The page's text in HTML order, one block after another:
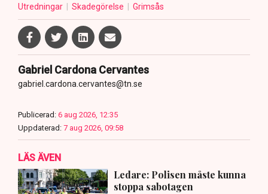
Utredningar
Skadegörelse Grimsås
Gabriel Cardona Cervantes
gabriel.cardona.cervantes@tn.se
Publicerad: 6 aug 2026, 12:35
Uppdaterad: 7 aug 2026, 09:58
LÄS ÄVEN
Ledare: Polisen måste kunna
stoppa sabotagen